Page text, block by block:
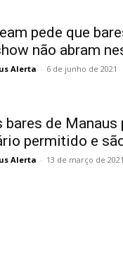
pede que
não abram
Alerta - 6 de junho de 2021
bares de Manaus
permitido e
Alerta - 13 de março de 2021